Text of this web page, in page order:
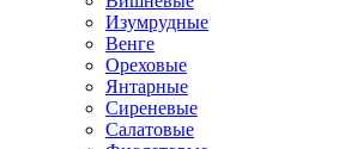
Изумрудные
Венге
Ореховые
Янтарные
Сиреневые
Салатовые